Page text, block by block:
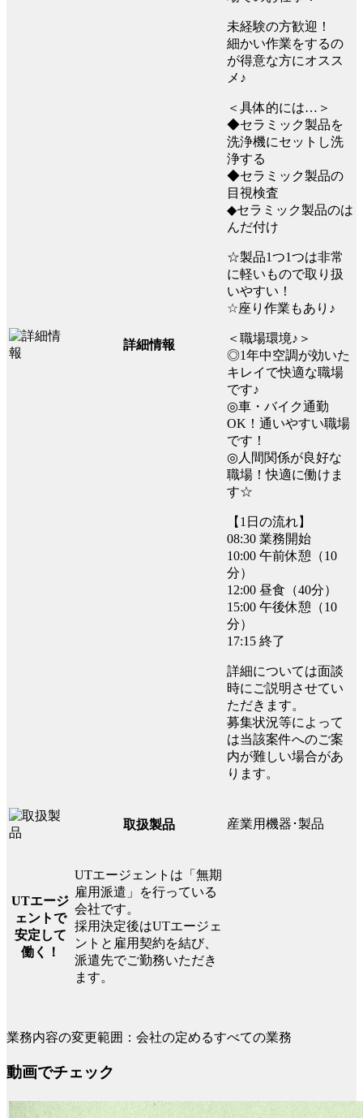
詳細情報
未経験の方歓迎！
細かい作業をするの
が得意な方にオスス
メ♪
＜具体的には…＞
◆セラミック製品を
洗浄機にセットし洗
浄する
◆セラミック製品の
目視検査
◆セラミック製品のは
んだ付け
☆製品1つ1つは非常
に軽いもので取り扱
いやすい！
☆座り作業もあり♪
＜職場環境♪＞
◎1年中空調が効いた
キレイで快適な職場
です♪
◎車・バイク通勤
OK！通いやすい職場
です！
◎人間関係が良好な
職場！快適に働けま
す☆
【1日の流れ】
08:30 業務開始
10:00 午前休憩（10
分）
12:00 昼食（40分）
15:00 午後休憩（10
分）
17:15 終了
詳細については面談
時にご説明させてい
ただきます。
募集状況等によって
は当該案件へのご案
内が難しい場合があ
ります。
取扱製品 産業用機器･製品
UTエージ
ェントで
安定して
働く！
UTエージェントは「無期
雇用派遣」を行っている
会社です。
採用決定後はUTエージェ
ントと雇用契約を結び、
派遣先でご勤務いただき
ます。
業務内容の変更範囲：会社の定めるすべての業務
動画でチェック